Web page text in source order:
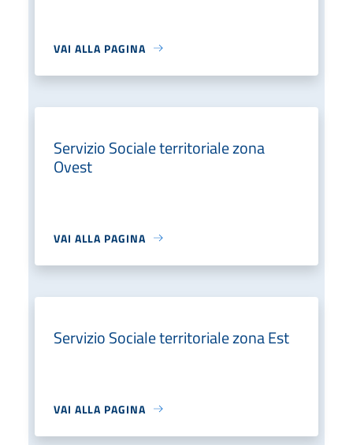
VAI ALLA PAGINA
Servizio Sociale territoriale zona
Ovest
VAI ALLA PAGINA
Servizio Sociale territoriale zona Est
VAI ALLA PAGINA